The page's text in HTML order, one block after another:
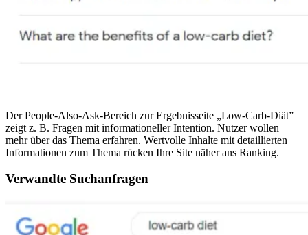
Der People-Also-Ask-Bereich zur Ergebnisseite „Low-Carb-Diät”
zeigt z. B. Fragen mit informationeller Intention. Nutzer wollen
mehr über das Thema erfahren. Wertvolle Inhalte mit detaillierten
Informationen zum Thema rücken Ihre Site näher ans Ranking.
Verwandte Suchanfragen